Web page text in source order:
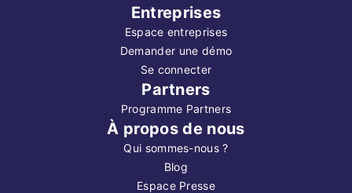
Entreprises
Espace entreprises
Demander une démo
Se connecter
Partners
Programme Partners
À propos de nous
Qui sommes-nous ?
Blog
Espace Presse